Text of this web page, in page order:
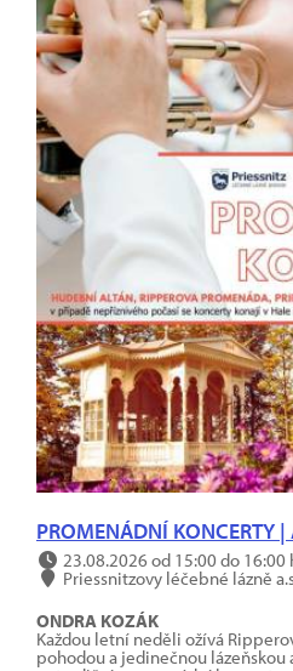
PROMENÁDNÍ
23.08.2026 od 15:00 do 16:00
Priessnitzovy léčebné lázně
ONDRA KOZÁK
Každou letní neděli ožívá
pohodou a jedinečnou lázeňskou